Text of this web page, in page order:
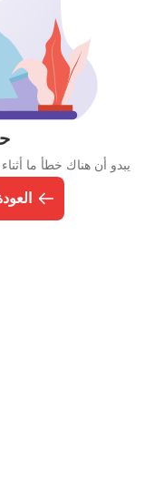
يبدو أن هناك خطأ ما